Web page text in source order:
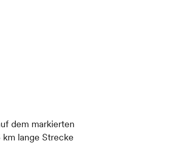
dem markierten
km lange Strecke